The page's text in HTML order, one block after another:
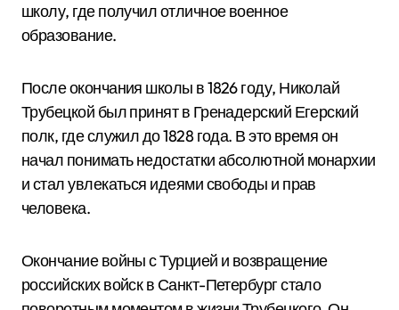
школу, где получил отличное военное
образование.
После окончания школы в 1826 году, Николай
Трубецкой был принят в Гренадерский Егерский
полк, где служил до 1828 года. В это время он
начал понимать недостатки абсолютной монархии
и стал увлекаться идеями свободы и прав
человека.
Окончание войны с Турцией и возвращение
российских войск в Санкт-Петербург стало